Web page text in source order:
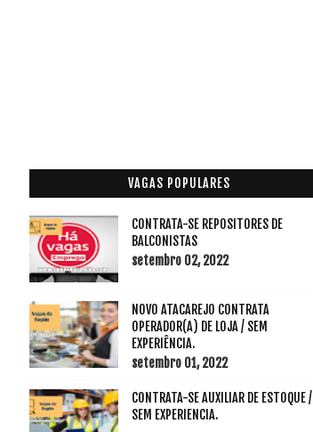
VAGAS POPULARES
CONTRATA-SE REPOSITORES DE
BALCONISTAS
setembro 02, 2022
NOVO ATACAREJO CONTRATA
OPERADOR(A) DE LOJA / SEM
EXPERIÊNCIA.
setembro 01, 2022
CONTRATA-SE AUXILIAR DE ESTOQUE /
SEM EXPERIENCIA.